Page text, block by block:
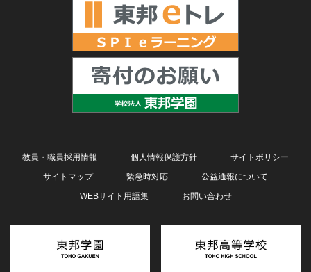
教員・職員採用情報 個人情報保護方針
サイトポリシー
サイトマップ
緊急時対応
公益通報について
WEBサイト用語集
お問い合わせ